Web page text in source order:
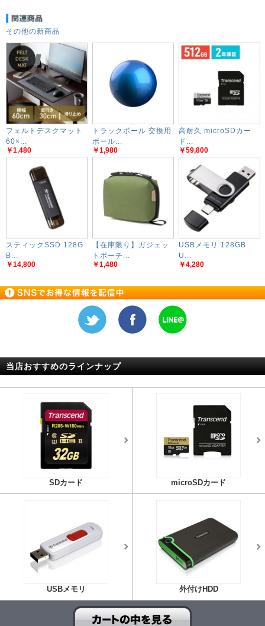
その他の新商品
フェルトデスクマット
60×...
￥1,480
トラックボール 交換用
ボール...
￥1,980
高耐久 microSDカー
ド...
￥59,800
スティックSSD 128G
B...
￥14,800
【在庫限り】ガジェッ
トポーチ...
￥1,480
USBメモリ 128GB
U...
￥4,280
当店おすすめのラインナップ
SDカード microSDカード
USBメモリ 外付けHDD